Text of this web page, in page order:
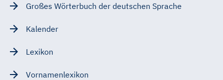
Großes Wörterbuch der deutschen Sprache
Kalender
Lexikon
Vornamenlexikon